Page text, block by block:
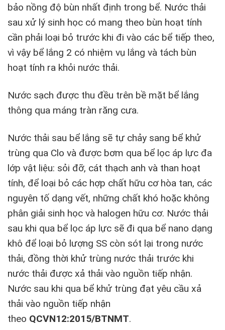
bảo nồng độ bùn nhất định trong bể. Nước thải
sau xử lý sinh học có mang theo bùn hoạt tính
cần phải loại bỏ trước khi đi vào các bể tiếp theo,
vì vậy bể lắng 2 có nhiệm vụ lắng và tách bùn
hoạt tính ra khỏi nước thải.
Nước sạch được thu đều trên bề mặt bể lắng
thông qua máng tràn răng cưa.
Nước thải sau bể lắng sẽ tự chảy sang bể khử
trùng qua Clo và được bơm qua bể lọc áp lực đa
lớp vật liệu: sỏi đỡ, cát thạch anh và than hoạt
tính, để loại bỏ các hợp chất hữu cơ hòa tan, các
nguyên tố dạng vết, những chất khó hoặc không
phân giải sinh học và halogen hữu cơ. Nước thải
sau khi qua bể lọc áp lực sẽ đi qua bể nano dạng
khô để loại bỏ lượng SS còn sót lại trong nước
thải, đồng thời khử trùng nước thải trước khi
nước thải được xả thải vào nguồn tiếp nhận.
Nước sau khi qua bể khử trùng đạt yêu cầu xả
thải vào nguồn tiếp nhận
theo QCVN12:2015/BTNMT.